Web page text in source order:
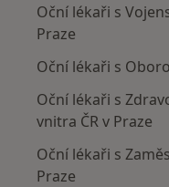
Oční lékaři s
Praze
Oční lékaři s
Oční lékaři s
vnitra ČR v Praze
Oční lékaři s
Praze